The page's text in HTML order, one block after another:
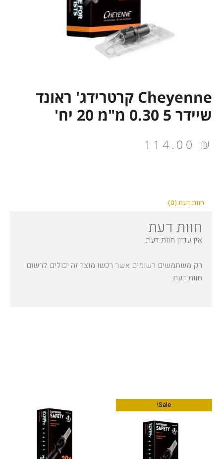
Cheyenne קרטרידג' ראונד
שיידר 5 0.30 מ"מ 20 יח'
114.00 ₪
חוות דעת (0)
חוות דעת
אין עדיין חוות דעת.
רק משתמשים רשומים אשר רכשו מוצר זה יכולים לרשום
חוות דעת.
Sale!המחיר
המקורי
114.00 ₪.
המחיר
הנוכחי
57.00 ₪.